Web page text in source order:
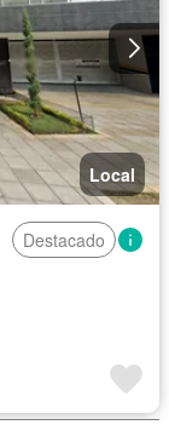
Local
Destacado